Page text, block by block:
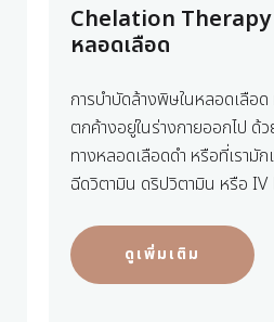
Chelation Therapy
หลอดเลือด
การบำบัดล้างพิษในหลอดเลือ
ตกค้างอยู่ในร่างกายออกไป ด้ว
ทางหลอดเลือดดำ หรือที่เรามัก
ฉีดวิตามิน ดริปวิตามิน หรือ IV
ดูเพิ่มเติม